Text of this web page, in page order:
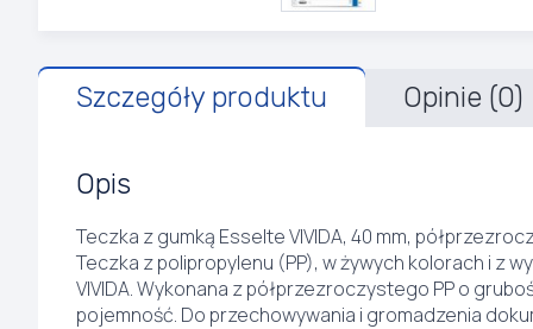
Szczegóły produktu Opinie (0)
Opis
Teczka z gumką Esselte VIVIDA, 40 mm,
Teczka z polipropylenu (PP), w żywych kolorach i z
VIVIDA. Wykonana z półprzezroczystego PP o
pojemność. Do przechowywania i gromadzenia